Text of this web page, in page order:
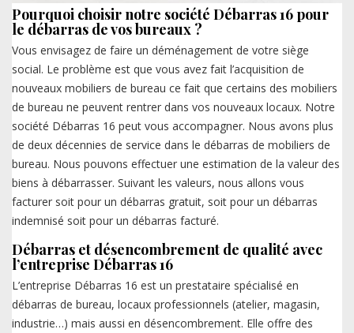
Pourquoi choisir notre société Débarras 16 pour
le débarras de vos bureaux ?
Vous envisagez de faire un déménagement de votre siège
social. Le problème est que vous avez fait l’acquisition de
nouveaux mobiliers de bureau ce fait que certains des mobiliers
de bureau ne peuvent rentrer dans vos nouveaux locaux. Notre
société Débarras 16 peut vous accompagner. Nous avons plus
de deux décennies de service dans le débarras de mobiliers de
bureau. Nous pouvons effectuer une estimation de la valeur des
biens à débarrasser. Suivant les valeurs, nous allons vous
facturer soit pour un débarras gratuit, soit pour un débarras
indemnisé soit pour un débarras facturé.
Débarras et désencombrement de qualité avec
l’entreprise Débarras 16
L’entreprise Débarras 16 est un prestataire spécialisé en
débarras de bureau, locaux professionnels (atelier, magasin,
industrie…) mais aussi en désencombrement. Elle offre des